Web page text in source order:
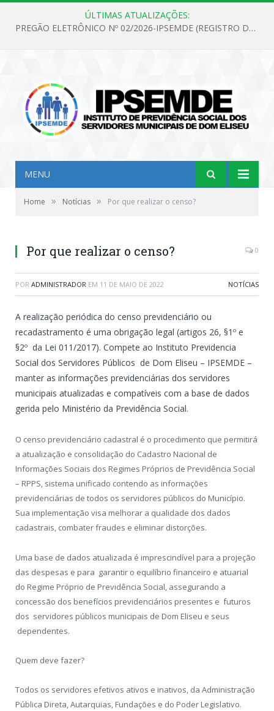
ÚLTIMAS ATUALIZAÇÕES:
PREGÃO ELETRÔNICO Nº 02/2026-IPSEMDE (REGISTRO DE PREÇOS PARA FUTURA E EVENTUAL AQUISIÇÃO DE MATERIAL DE LIMPEZA E GÊNEROS ALIMENTÍCIOS PARA ATENDER AS NECESSIDADES DO INSTITUTO DE PREVIDÊNCIA SOCIAL DOS SERVIDORES MUNICIPAIS DE DOM ELISEU.)
MENU
Home » Notícias » Por que realizar o censo?
Por que realizar o censo? 0
POR ADMINISTRADOR EM 11 DE MAIO DE 2022 NOTÍCIAS
A realização periódica do censo previdenciário ou
recadastramento é uma obrigação legal (artigos 26, §1º e
§2º da Lei 011/2017). Compete ao Instituto Previdencia
Social dos Servidores Públicos de Dom Eliseu – IPSEMDE –
manter as informações previdenciárias dos servidores
municipais atualizadas e compatíveis com a base de dados
gerida pelo Ministério da Previdência Social.
O censo previdenciário cadastral é o procedimento que permitirá
a atualização e consolidação do Cadastro Nacional de
Informações Sociais dos Regimes Próprios de Previdência Social
– RPPS, sistema unificado contendo as informações
previdenciárias de todos os servidores públicos do Município.
Sua implementação visa melhorar a qualidade dos dados
cadastrais, combater fraudes e eliminar distorções.
Uma base de dados atualizada é imprescindível para a projeção
das despesas e para garantir o equilíbrio financeiro e atuarial
do Regime Próprio de Previdência Social, assegurando a
concessão dos benefícios previdenciários presentes e futuros
dos servidores públicos municipais de Dom Eliseu e seus
dependentes.
Quem deve fazer?
Todos os servidores efetivos ativos e inativos, da Administração
Pública Direta, Autarquias, Fundações e do Poder Legislativo.